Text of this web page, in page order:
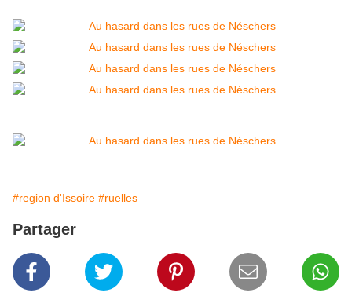
#region d'Issoire #ruelles
Partager